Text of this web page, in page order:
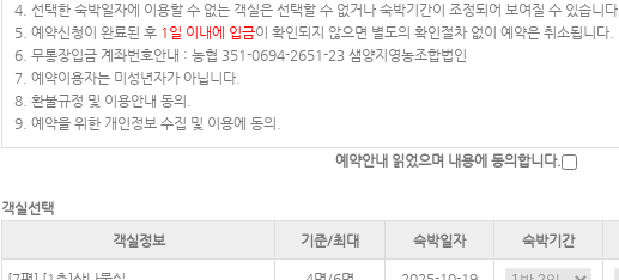
4. 선택한 숙박일자에 이용할 수 없는 객실은 선택할 수 없거나 숙박기간이 조정되어 보여질 수 있습니다.
5. 예약신청이 완료된 후 1일 이내에 입금이 확인되지 않으면 별도의 확인절차 없이 예약은 취소됩니다.
6. 무통장입금 계좌번호안내 : 농협 351-0694-2651-23 샘양지영농조합법인
7. 예약이용자는 미성년자가 아닙니다.
8. 환불규정 및 이용안내 동의.
9. 예약을 위한 개인정보 수집 및 이용에 동의.
예약안내 읽었으며 내용에 동의합니다.
객실선택
객실정보
기준/최대 숙박일자 숙박기간